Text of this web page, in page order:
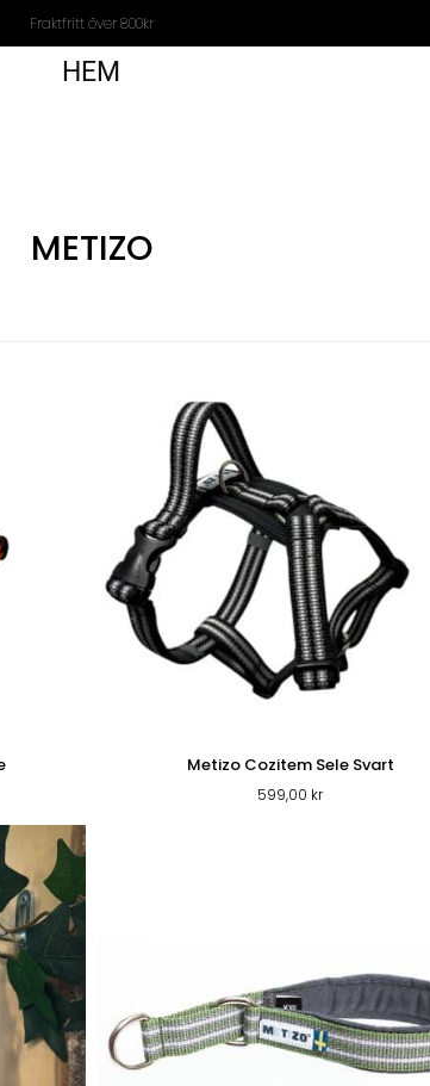
Fraktfritt över 800kr
HEM
VÅRA BUTIKER
METIZO
Metizo Cozitem Sele Svart
599,00 kr